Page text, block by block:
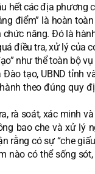
hết các địa phương
điểm” là hoàn
năng. Đó là
điều tra, xử lý của
như thể toàn bộ
tạo, UBND tỉnh
theo đúng quy
rà soát, xác minh
bao che và xử lý
có sự “che
nào có thể sống